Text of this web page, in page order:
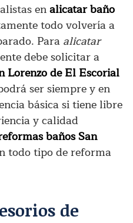
enalicatar baño
todo volvería a
Para alicatar
debe solicitar a
Lorenzo de El Escorial
ser siempre y en
básica si tiene libre
y calidad
baños San
todo tipo de reforma
de